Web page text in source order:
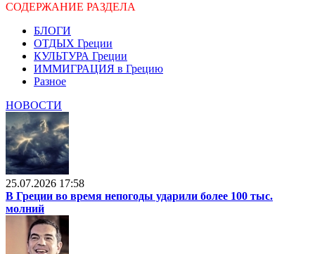
СОДЕРЖАНИЕ РАЗДЕЛА
БЛОГИ
ОТДЫХ Греции
КУЛЬТУРА Греции
ИММИГРАЦИЯ в Грецию
Разное
НОВОСТИ
25.07.2026 17:58
В Греции во время непогоды ударили более 100 тыс.
молний